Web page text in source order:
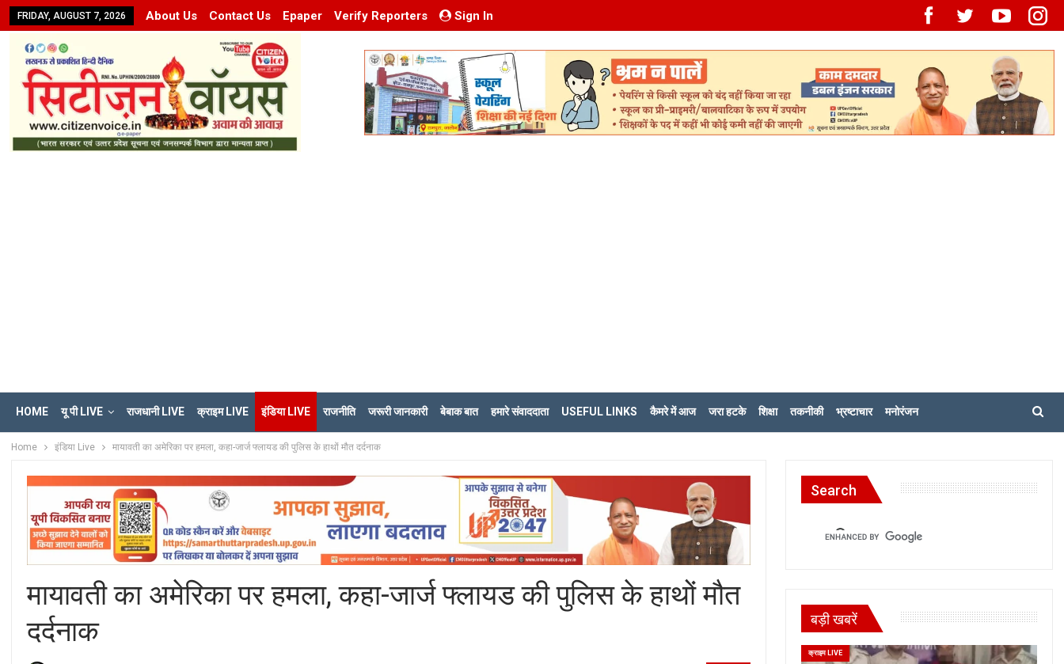
FRIDAY, AUGUST 7, 2026 About Us Contact Us Epaper Verify Reporters Sign In
HOME यू पी LIVE राजधानी LIVE क्राइम LIVE इंडिया LIVE राजनीति जरूरी जानकारी बेबाक बात हमारे संवाददाता USEFUL LINKS कैमरे में आज जरा हटके शिक्षा तकनीकी भ्रष्टाचार मनोरंजन
Home इंडिया Live मायावती का अमेरिका पर हमला, कहा-जार्ज फ्लायड की पुलिस के हाथों मौत दर्दनाक
मायावती का अमेरिका पर हमला, कहा-जार्ज फ्लायड की पुलिस के हाथों मौत
दर्दनाक
Search
बड़ी खबरें
क्राइम LIVE